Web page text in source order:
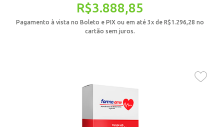
R$3.888,85
Pagamento à vista no Boleto e PIX ou em até 3x de R$1.296,28 no
cartão sem juros.